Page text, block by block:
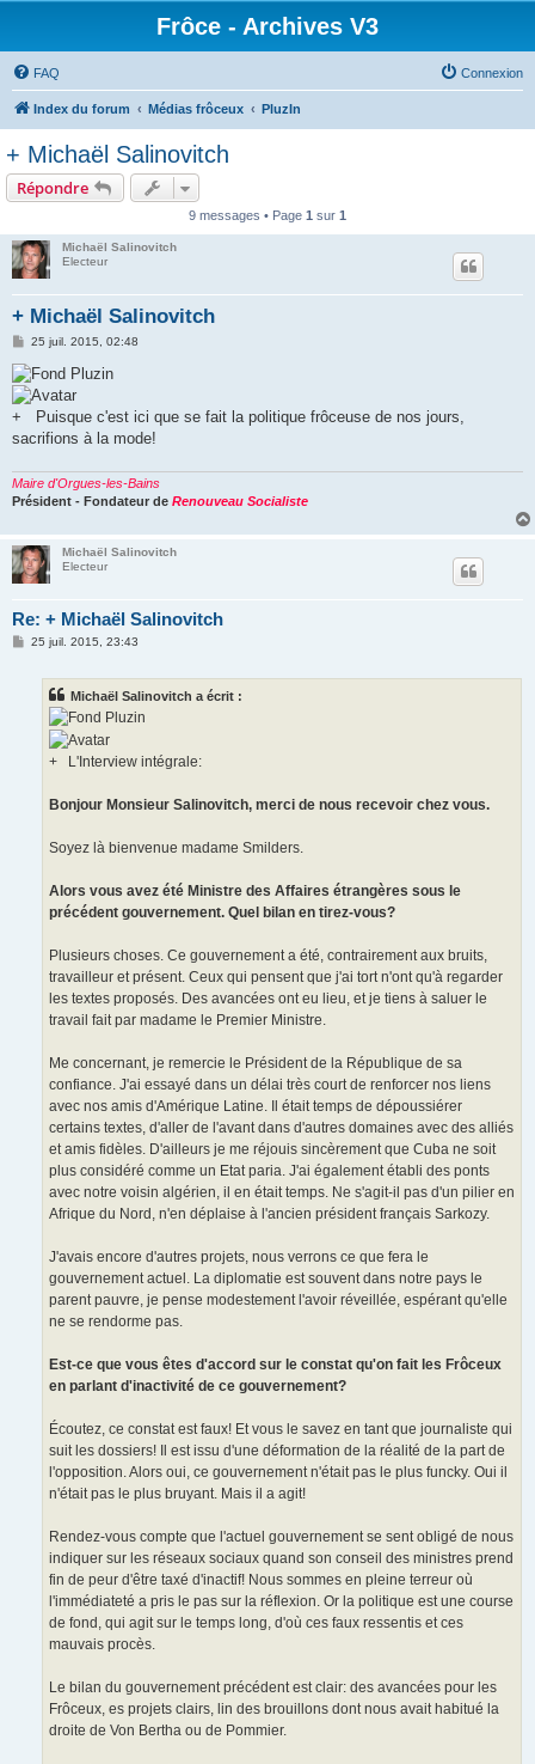
Frôce - Archives V3
FAQ Connexion
Index du forum Médias frôceux PluzIn
+ Michaël Salinovitch
Répondre
9 messages • Page 1 sur 1
Michaël Salinovitch
Electeur
+ Michaël Salinovitch
M
s
s
a
25 juil. 2015, 02:48
+ Puisque c'est ici que se fait la politique frôceuse de nos jours,
sacrifions à la mode!
Maire d'Orgues-les-Bains
Président - Fondateur de Renouveau Socialiste
Michaël Salinovitch
Electeur
Re: + Michaël Salinovitch
M25 juil. 2015, 23:43
Michaël Salinovitch a écrit :
+ L'Interview intégrale:
Bonjour Monsieur Salinovitch, merci de nous recevoir chez vous.
Soyez là bienvenue madame Smilders.
Alors vous avez été Ministre des Affaires étrangères sous le
précédent gouvernement. Quel bilan en tirez-vous?
Plusieurs choses. Ce gouvernement a été, contrairement aux bruits,
travailleur et présent. Ceux qui pensent que j'ai tort n'ont qu'à regarder
les textes proposés. Des avancées ont eu lieu, et je tiens à saluer le
travail fait par madame le Premier Ministre.
Me concernant, je remercie le Président de la République de sa
confiance. J'ai essayé dans un délai très court de renforcer nos liens
avec nos amis d'Amérique Latine. Il était temps de dépoussiérer
certains textes, d'aller de l'avant dans d'autres domaines avec des alliés
et amis fidèles. D'ailleurs je me réjouis sincèrement que Cuba ne soit
plus considéré comme un Etat paria. J'ai également établi des ponts
avec notre voisin algérien, il en était temps. Ne s'agit-il pas d'un pilier en
Afrique du Nord, n'en déplaise à l'ancien président français Sarkozy.
J'avais encore d'autres projets, nous verrons ce que fera le
gouvernement actuel. La diplomatie est souvent dans notre pays le
parent pauvre, je pense modestement l'avoir réveillée, espérant qu'elle
ne se rendorme pas.
Est-ce que vous êtes d'accord sur le constat qu'on fait les Frôceux
en parlant d'inactivité de ce gouvernement?
Écoutez, ce constat est faux! Et vous le savez en tant que journaliste qui
suit les dossiers! Il est issu d'une déformation de la réalité de la part de
l'opposition. Alors oui, ce gouvernement n'était pas le plus funcky. Oui il
n'était pas le plus bruyant. Mais il a agit!
Rendez-vous compte que l'actuel gouvernement se sent obligé de nous
indiquer sur les réseaux sociaux quand son conseil des ministres prend
fin de peur d'être taxé d'inactif! Nous sommes en pleine terreur où
l'immédiateté a pris le pas sur la réflexion. Or la politique est une course
de fond, qui agit sur le temps long, d'où ces faux ressentis et ces
mauvais procès.
Le bilan du gouvernement précédent est clair: des avancées pour les
Frôceux, es projets clairs, lin des brouillons dont nous avait habitué la
droite de Von Bertha ou de Pommier.